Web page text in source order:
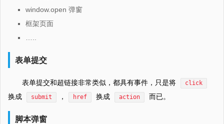
window.open 弹窗
框架页面
表单提交
表单提交和超链接非常类似，都具有事件，只是将 click
换成 submit ， href 换成 action 而已。
脚本弹窗